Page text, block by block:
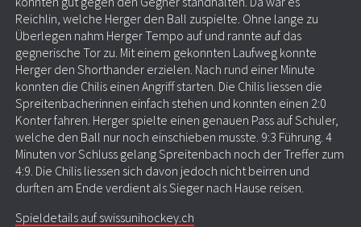
Reichlin, welche Herger den Ball zuspielte. Ohne lange zu
Überlegen nahm Herger Tempo auf und rannte auf das
gegnerische Tor zu. Mit einem gekonnten Laufweg konnte
Herger den Shorthander erzielen. Nach rund einer Minute
konnten die Chilis einen Angriff starten. Die Chilis liessen die
Spreitenbacherinnen einfach stehen und konnten einen 2:0
Konter fahren. Herger spielte einen genauen Pass auf Schuler,
welche den Ball nur noch einschieben musste. 9:3 Führung. 4
Minuten vor Schluss gelang Spreitenbach noch der Treffer zum
4:9. Die Chilis liessen sich davon jedoch nicht beirren und
durften am Ende verdient als Sieger nach Hause reisen.
Spieldetails auf swissunihockey.ch